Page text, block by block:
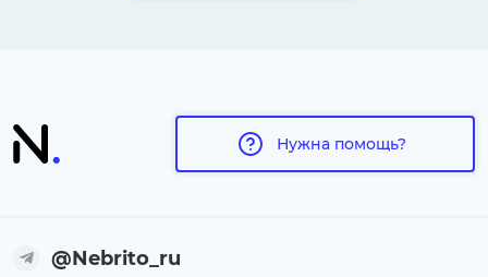
Нужна помощь?
@Nebrito_ru